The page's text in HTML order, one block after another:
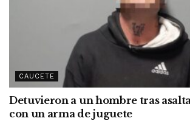
CAUCETE
Detuvieron a un hombre tras
con un arma de juguete